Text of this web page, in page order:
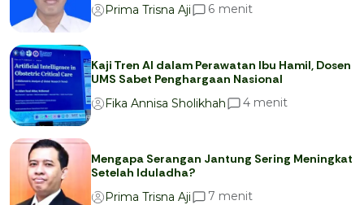
Prima Trisna Aji
6 menit
Kaji Tren AI dalam Perawatan Ibu Hamil, Dosen
UMS Sabet Penghargaan Nasional
Fika Annisa Sholikhah
4 menit
Mengapa Serangan Jantung Sering Meningkat
Setelah Iduladha?
Prima Trisna Aji
7 menit